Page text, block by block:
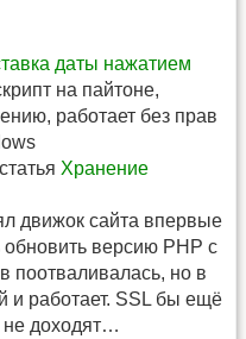
даты нажатием
на пайтоне,
работает без прав
Хранение
движок сайта впервые
версию PHP c
поотваливалась, но в
и работает. SSL бы ещё
не доходят…